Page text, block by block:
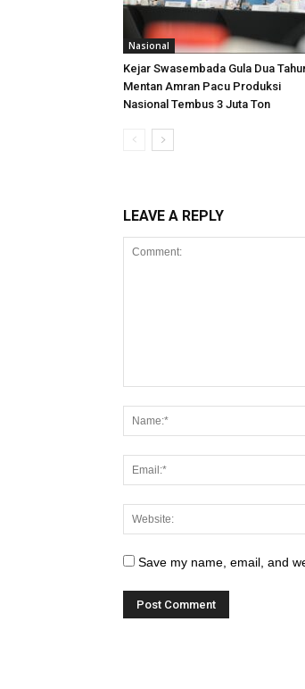
Nasional
Kejar Swasembada Gula Dua
Mentan Amran Pacu Produksi
Nasional Tembus 3 Juta Ton
LEAVE A REPLY
Save my name, email, and